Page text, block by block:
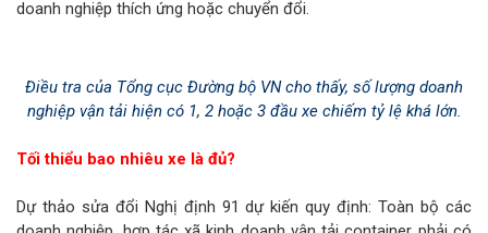
doanh nghiệp thích ứng hoặc chuyển đổi.
Điều tra của Tổng cục Đường bộ VN cho thấy, số lượng doanh
nghiệp vận tải hiện có 1, 2 hoặc 3 đầu xe chiếm tỷ lệ khá lớn.
Tối thiểu bao nhiêu xe là đủ?
Dự thảo sửa đổi Nghị định 91 dự kiến quy định: Toàn bộ các